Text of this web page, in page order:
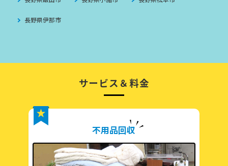
長野県伊那市
サービス＆料金
不用品回収